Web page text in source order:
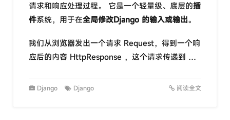
请求和响应处理过程。 它是一个轻量级、底层的插
件系统，用于在全局修改Django 的输入或输出。
我们从浏览器发出一个请求 Request，得到一个响
应后的内容 HttpResponse ，这个请求传递到 …
Django Django 阅读全文